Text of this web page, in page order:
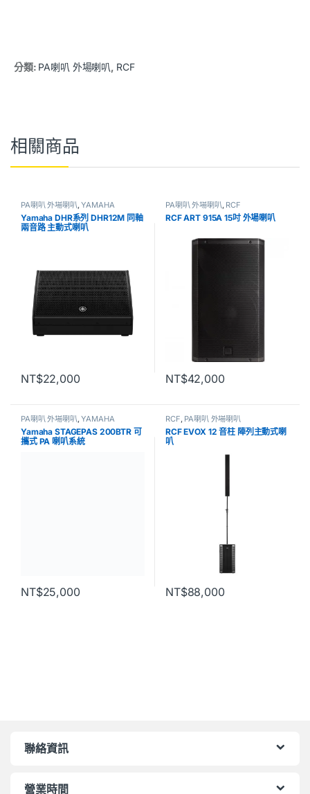
分類: PA喇叭 外場喇叭, RCF
相關商品
PA喇叭 外場喇叭,YAMAHA
Yamaha DHR系列 DHR12M 同軸
兩音路 主動式喇叭
NT$22,000
PA喇叭 外場喇叭, RCF
RCF ART 915A 15吋 外場喇叭
NT$42,000
PA喇叭 外場喇叭,YAMAHA
Yamaha STAGEPAS 200BTR 可
攜式 PA 喇叭系統
NT$25,000
RCF, PA喇叭 外場喇叭
RCF EVOX 12 音柱 陣列主動式喇
叭
NT$88,000
聯絡資訊
營業時間